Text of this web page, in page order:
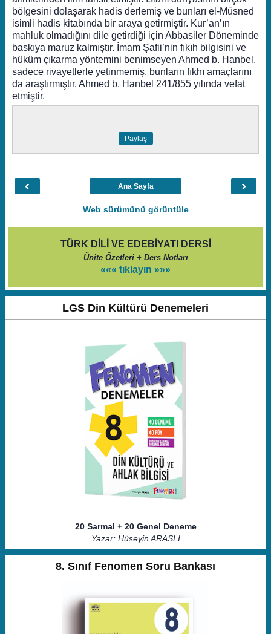
bölgesini dolaşarak hadis derlemiş ve bunları el-Müsned
isimli hadis kitabında bir araya getirmiştir. Kur’an’ın
mahluk olmadığını dile getirdiği için Abbasiler Döneminde
baskıya maruz kalmıştır. İmam Şafii’nin fıkıh bilgisini ve
hüküm çıkarma yöntemini benimseyen Ahmed b. Hanbel,
sadece rivayetlerle yetinmemiş, bunların fıkhı amaçlarını
da araştırmıştır. Ahmed b. Hanbel 241/855 yılında vefat
etmiştir.
Paylaş
‹ ›
Ana Sayfa
Web sürümünü görüntüle
TÜRK DİLİ VE EDEBİYATI DERSİ
Ünite Özetleri + Ders Notları
««« tıklayın »»»
LGS Din Kültürü Denemeleri
20 Sarmal + 20 Genel Deneme
Yazar: Hüseyin ARASLI
8. Sınıf Fenomen Soru Bankası